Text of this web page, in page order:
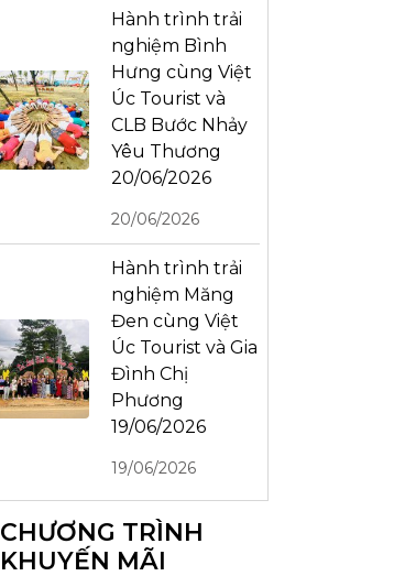
Hành trình trải
nghiệm Bình
Hưng cùng Việt
Úc Tourist và
CLB Bước Nhảy
Yêu Thương
20/06/2026
20/06/2026
Hành trình trải
nghiệm Măng
Đen cùng Việt
Úc Tourist và Gia
Đình Chị
Phương
19/06/2026
19/06/2026
CHƯƠNG TRÌNH
KHUYẾN MÃI